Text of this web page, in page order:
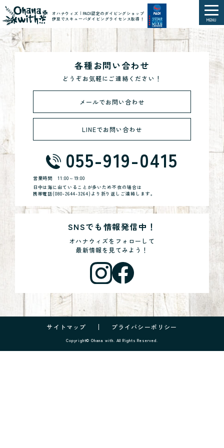
オハナウィズ｜PADI認定のダイビングショップ
伊豆でスキューバダイビングライセンス取得！
MENU
各種お問い合わせ
どうぞお気軽にご連絡ください！
メールでお問い合わせ
LINEでお問い合わせ
055-919-0415
営業時間11:00～19:00
日中は海に出ていることが多いため不在の場合は
携帯電話(080-2644-3264)より折り返しご連絡します。
SNSでも情報発信中！
オハナウィズをフォローして
最新情報を見てみよう！
サイトマップ プライバシーポリシー
Copyright© Ohana with. All Rights Reserved.